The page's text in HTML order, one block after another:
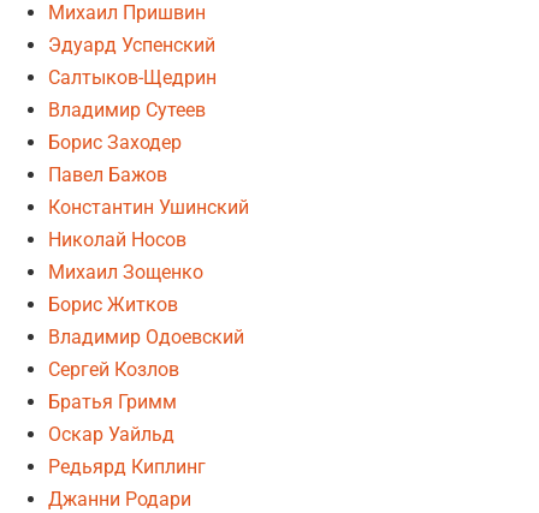
Михаил Пришвин
Эдуард Успенский
Салтыков-Щедрин
Владимир Сутеев
Борис Заходер
Павел Бажов
Константин Ушинский
Николай Носов
Михаил Зощенко
Борис Житков
Владимир Одоевский
Сергей Козлов
Братья Гримм
Оскар Уайльд
Редьярд Киплинг
Джанни Родари